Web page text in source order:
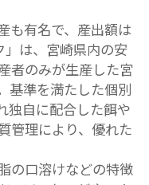
も有名で、産出額は
は、宮崎県内の安
者のみが生産した宮
基準を満たした個別
独自に配合した餌や
管理により、優れた
の口溶けなどの特徴